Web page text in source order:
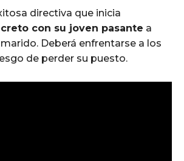
directiva que inicia
con su joven pasante a
Deberá enfrentarse a los
de perder su puesto.